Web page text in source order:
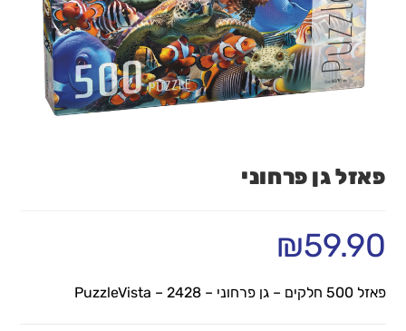
פאזל גן פרחוני
₪59.90
פאזל 500 חלקים – גן פרחוני – 2428 – PuzzleVista